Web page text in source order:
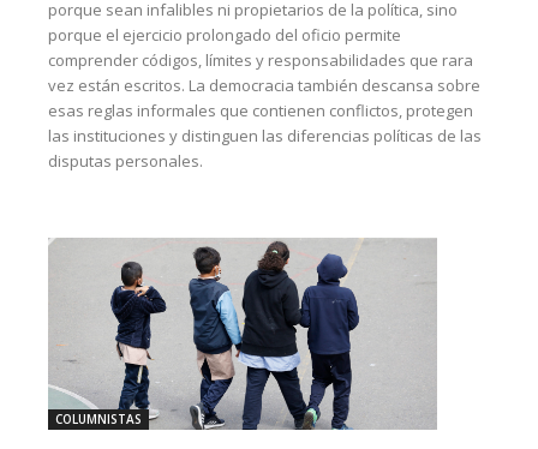
porque sean infalibles ni propietarios de la política, sino
porque el ejercicio prolongado del oficio permite
comprender códigos, límites y responsabilidades que rara
vez están escritos. La democracia también descansa sobre
esas reglas informales que contienen conflictos, protegen
las instituciones y distinguen las diferencias políticas de las
disputas personales.
COLUMNISTAS